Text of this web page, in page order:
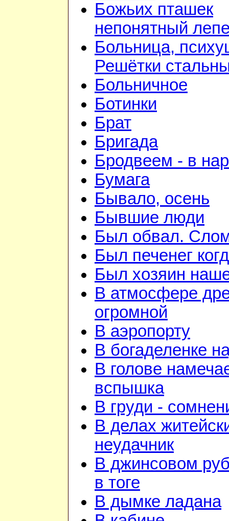
Божьих пташек
непонятный
Больница,
Решётки
Больничное
Ботинки
Брат
Бригада
Бродвеем - в
Бумага
Бывало, осень
Бывшие люди
Был обвал.
Был печенег
Был хозяин
В атмосфере
огромной
В аэропорту
В богаделенке
В голове
вспышка
В груди -
В делах
неудачник
В джинсовом
в тоге
В дымке ладана